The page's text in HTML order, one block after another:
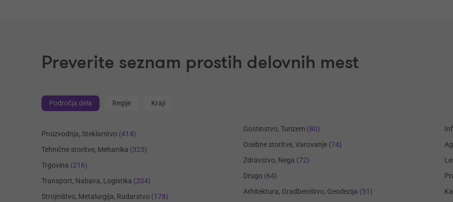
Preverite seznam prostih delovnih mest
Področja dela Regije Kraji
Proizvodnja, Steklarstvo (414)
Tehnične storitve, Mehanika (325)
Trgovina (216)
Transport, Nabava, Logistika (204)
Strojništvo, Metalurgija, Rudarstvo (178)
Gostinstvo, Turizem (80)
Osebne storitve, Varovanje (74)
Zdravstvo, Nega (72)
Drugo (64)
Arhitektura, Gradbeništvo, Geodezija (51)